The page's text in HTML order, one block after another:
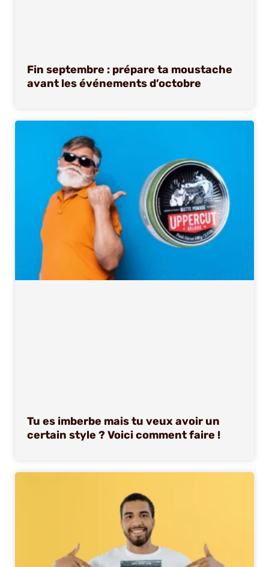
Fin septembre : prépare ta moustache
avant les événements d’octobre
Tu es imberbe mais tu veux avoir un
certain style ? Voici comment faire !